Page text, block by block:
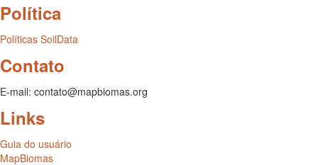
Política
Políticas SoilData
Contato
E-mail: contato@mapbiomas.org
Links
Guia do usuário
MapBiomas